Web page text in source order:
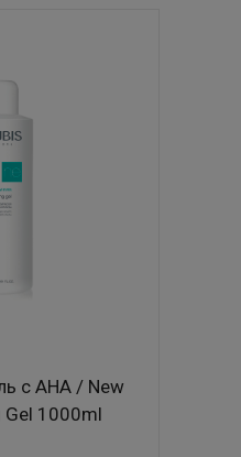
с АНА / New
Gel 1000ml